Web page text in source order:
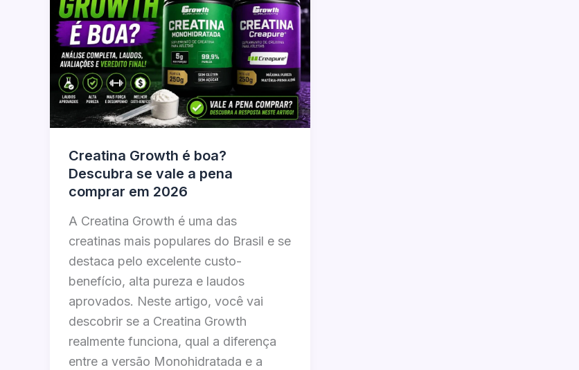
Creatina Growth é boa?
Descubra se vale a pena
comprar em 2026
A Creatina Growth é uma das
creatinas mais populares do Brasil e se
destaca pelo excelente custo-
benefício, alta pureza e laudos
aprovados. Neste artigo, você vai
descobrir se a Creatina Growth
realmente funciona, qual a diferença
entre a versão Monohidratada e a